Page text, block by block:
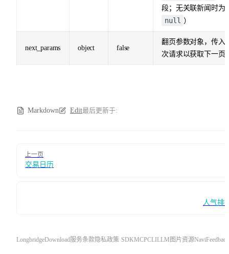
段；无关联新闻时为
null ）
next_params object false
翻页参数对象，传入
次请求以获取下一页
Markdown Edit最后更新于:
上一页
交易日历
人气排
LongbridgeDownload 服务条款隐私政策 SDKMCPCLILLM 图片资源NaviFeedback